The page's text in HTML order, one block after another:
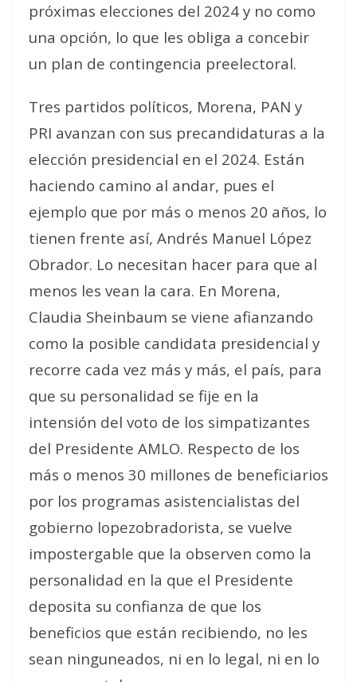
próximas elecciones del 2024 y no como
una opción, lo que les obliga a concebir
un plan de contingencia preelectoral.
Tres partidos políticos, Morena, PAN y
PRI avanzan con sus precandidaturas a la
elección presidencial en el 2024. Están
haciendo camino al andar, pues el
ejemplo que por más o menos 20 años, lo
tienen frente así, Andrés Manuel López
Obrador. Lo necesitan hacer para que al
menos les vean la cara. En Morena,
Claudia Sheinbaum se viene afianzando
como la posible candidata presidencial y
recorre cada vez más y más, el país, para
que su personalidad se fije en la
intensión del voto de los simpatizantes
del Presidente AMLO. Respecto de los
más o menos 30 millones de beneficiarios
por los programas asistencialistas del
gobierno lopezobradorista, se vuelve
impostergable que la observen como la
personalidad en la que el Presidente
deposita su confianza de que los
beneficios que están recibiendo, no les
sean ninguneados, ni en lo legal, ni en lo